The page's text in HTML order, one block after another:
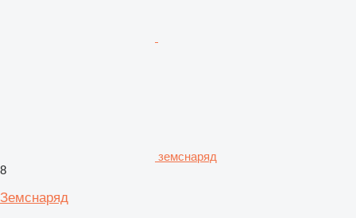
земснаряд
8
Земснаряд